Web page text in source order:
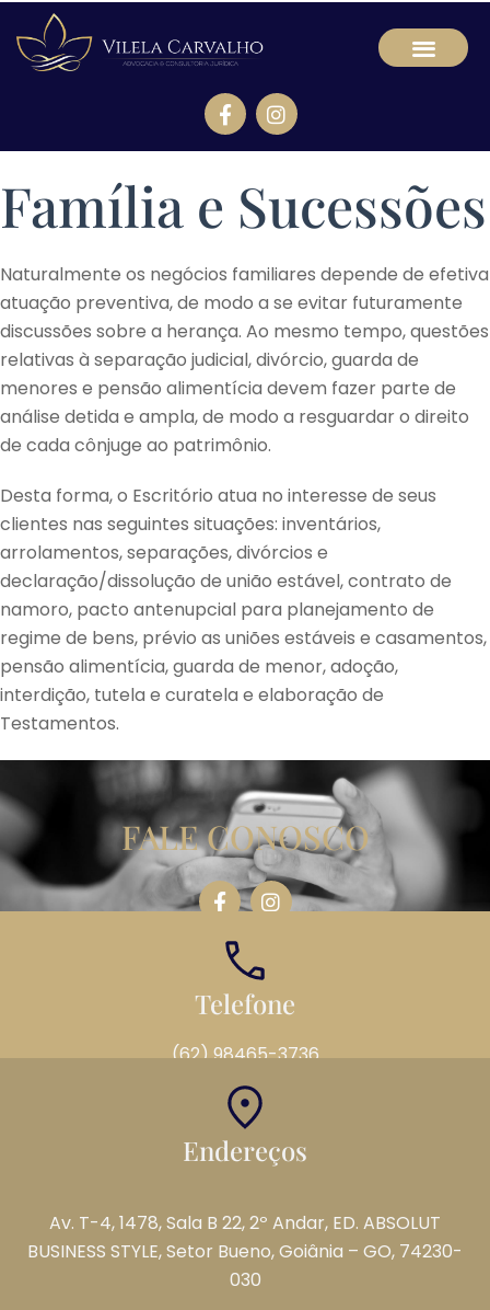
Família e Sucessões
Naturalmente os negócios familiares depende de efetiva
atuação preventiva, de modo a se evitar futuramente
discussões sobre a herança. Ao mesmo tempo, questões
relativas à separação judicial, divórcio, guarda de
menores e pensão alimentícia devem fazer parte de
análise detida e ampla, de modo a resguardar o direito
de cada cônjuge ao patrimônio.
Desta forma, o Escritório atua no interesse de seus
clientes nas seguintes situações: inventários,
arrolamentos, separações, divórcios e
declaração/dissolução de união estável, contrato de
namoro, pacto antenupcial para planejamento de
regime de bens, prévio as uniões estáveis e casamentos,
pensão alimentícia, guarda de menor, adoção,
interdição, tutela e curatela e elaboração de
Testamentos.
FALE CONOSCO
Telefone
(62) 98465-3736
Endereços
Av. T-4, 1478, Sala B 22, 2º Andar, ED. ABSOLUT
BUSINESS STYLE, Setor Bueno, Goiânia – GO, 74230-
030